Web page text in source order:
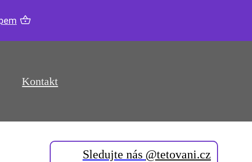
Kontakt
Sledujte nás @tetovani.cz